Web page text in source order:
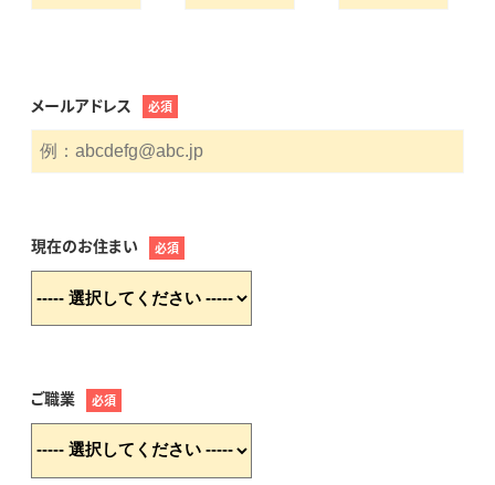
メールアドレス 必須
現在のお住まい 必須
ご職業 必須